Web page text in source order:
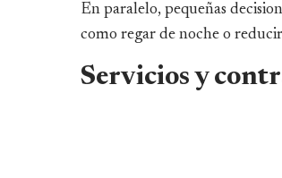
En paralelo, pequeñas
como regar de noche o
Servicios y